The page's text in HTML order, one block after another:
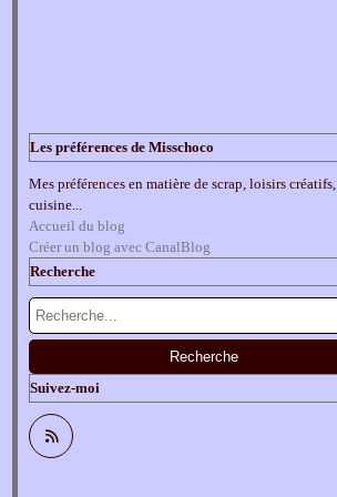
Les préférences de Misschoco
Mes préférences en matière de scrap, loisirs créatifs,
cuisine...
Accueil du blog
Créer un blog avec CanalBlog
Recherche
Suivez-moi